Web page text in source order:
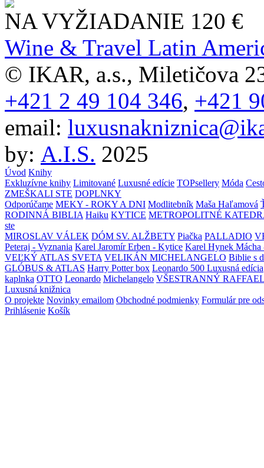
NA VYŽIADANIE 120 €
Wine & Travel Latin
© IKAR, a.s., Miletičova
+421 2 49 104 346, +421
email:
by: A.I.S. 2025
Úvod Knihy
Exkluzívne knihy Limitované Luxusné edície TOPsellery Móda
ZMEŠKALI STE DOPLNKY
Odporúčame MEKY - ROKY A DNI Modlitebník Maša Haľamová
RODINNÁ BIBLIA Haiku KYTICE METROPOLITNÉ
ste
MIROSLAV VÁLEK DÓM SV. ALŽBETY Piačka PALLADIO
Peteraj - Vyznania Karel Jaromír Erben - Kytice Karel Hynek Mácha
VEĽKÝ ATLAS SVETA VELIKÁN MICHELANGELO Biblie s
GLÓBUS & ATLAS Harry Potter box Leonardo 500 Luxusná edícia
kaplnka OTTO Leonardo Michelangelo VŠESTRANNÝ
Luxusná knižnica
O projekte Novinky emailom Obchodné podmienky Formulár pre
Prihlásenie Košík